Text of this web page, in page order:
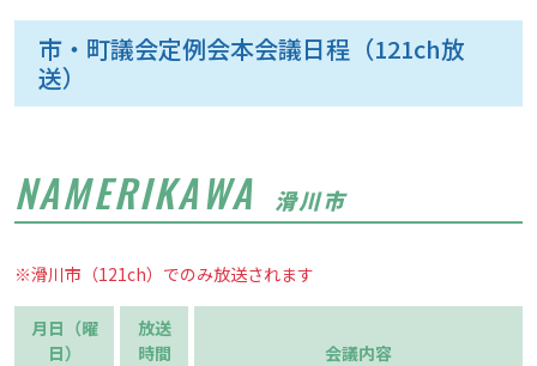
市・町議会定例会本会議日程（121ch放
送）
NAMERIKAWA 滑川市
※滑川市（121ch）でのみ放送されます
月日（曜
日）
放送
時間
会議内容